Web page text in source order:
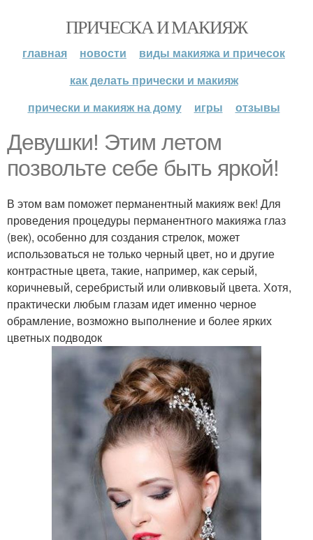
ПРИЧЕСКА И МАКИЯЖ
главная новости
виды макияжа и причесок
как делать прически и макияж
прически и макияж на дому
игры отзывы
Девушки! Этим летом
позвольте себе быть яркой!
В этом вам поможет перманентный макияж век! Для
проведения процедуры перманентного макияжа глаз
(век), особенно для создания стрелок, может
использоваться не только черный цвет, но и другие
контрастные цвета, такие, например, как серый,
коричневый, серебристый или оливковый цвета. Хотя,
практически любым глазам идет именно черное
обрамление, возможно выполнение и более ярких
цветных подводок